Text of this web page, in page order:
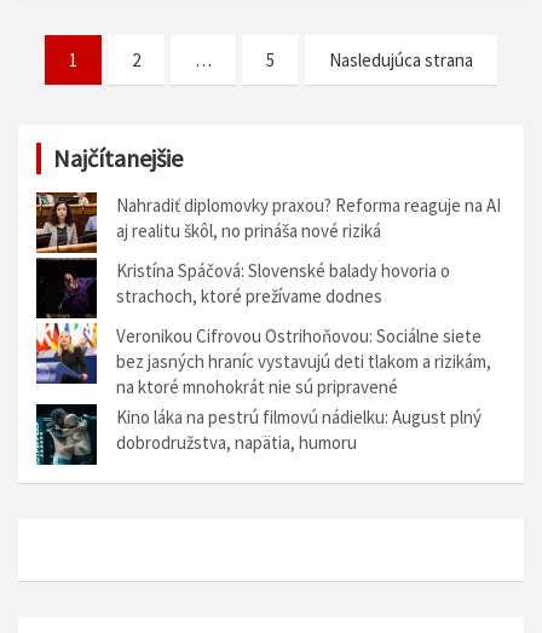
l
1 2 … 5 Nasledujúca strana
Najčítanejšie
Nahradiť diplomovky praxou? Reforma reaguje na AI
aj realitu škôl, no prináša nové riziká
Kristína Spáčová: Slovenské balady hovoria o
strachoch, ktoré prežívame dodnes
Veronikou Cifrovou Ostrihoňovou: Sociálne siete
bez jasných hraníc vystavujú deti tlakom a rizikám,
na ktoré mnohokrát nie sú pripravené
Kino láka na pestrú filmovú nádielku: August plný
dobrodružstva, napätia, humoru